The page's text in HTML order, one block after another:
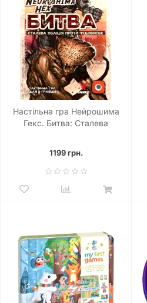
Настільна гра Нейрошима
Гекс. Битва: Сталева
1199 грн.